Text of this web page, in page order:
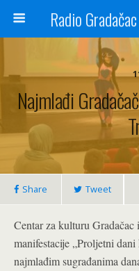
Najmlađi
Share Tweet
Centar za kulturu
manifestacije „Proljetni
najmlađim sugrađanima